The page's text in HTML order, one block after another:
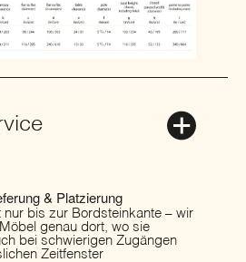
& Platzierung
nur bis zur Bordsteinkante – wir
genau dort, wo sie
bei schwierigen Zugängen
Zeitfenster